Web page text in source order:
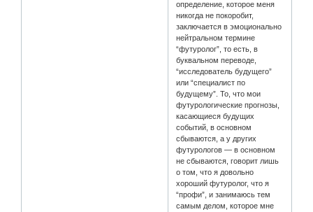
определение, которое меня
никогда не покоробит,
заключается в эмоционально
нейтральном термине
“футуролог”, то есть, в
буквальном переводе,
“исследователь будущего”
или “специалист по
будущему”. То, что мои
футурологические прогнозы,
касающиеся будущих
событий, в основном
сбываются, а у других
футурологов — в основном
не сбываются, говорит лишь
о том, что я довольно
хороший футуролог, что я
“профи”, и занимаюсь тем
самым делом, которое мне